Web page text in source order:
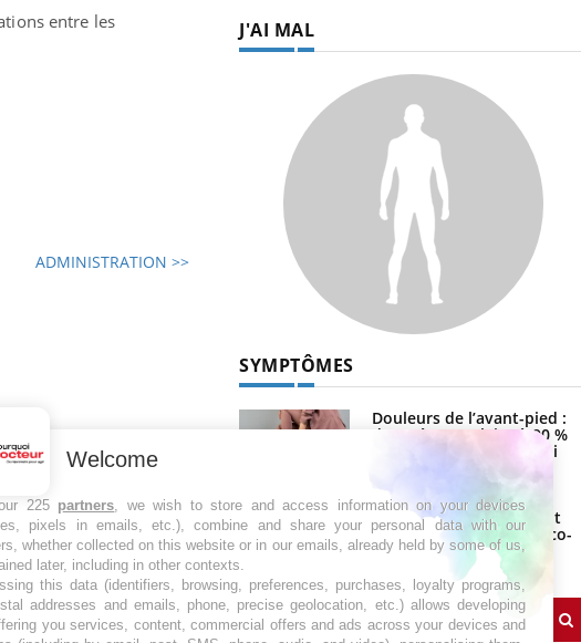
entre les
ADMINISTRATION >>
J'AI MAL
SYMPTÔMES
Douleurs de l’avant-pied :
des métatarsalgies à 90 %
liées à problème d’appui
Mauvaise haleine : il faut
améliorer l’hygiène bucco-
dentaire
Welcome
225 partners, we wish to store and access information on your devices
pixels in emails, etc.), combine and share your personal data with our
whether collected on this website or in our emails, already held by some of us,
later, including in other contexts.
this data (identifiers, browsing, preferences, purchases, loyalty programs,
addresses and emails, phone, precise geolocation, etc.) allows developing
you services, content, commercial offers and ads across your devices and